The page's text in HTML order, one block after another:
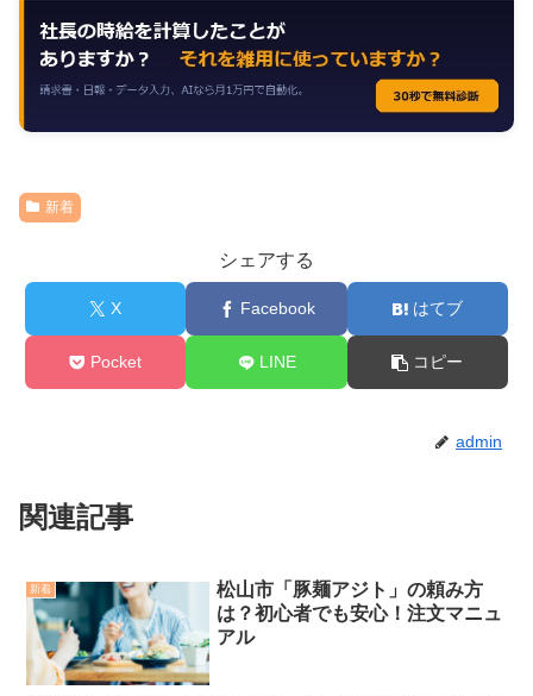
新着
シェアする
X Facebook はてブ
Pocket LINE コピー
admin
関連記事
新着
松山市「豚麺アジト」の頼み方
は？初心者でも安心！注文マニュ
アル